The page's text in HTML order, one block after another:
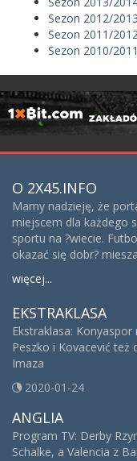
Sezon 2012/2013
Sezon 2011/
Sezon 2010/2011
O 2X45.INFO
Mamy nadzieję, że
miejscem dla każdego
sportu na ?wiecie.
okazać się dobr?
więcej...
EKSTRAKLASA
Ekstraklasa:
Peszko i Kovacević też
Imaza
2020-01-24
ANGLIA
Program TV: Derby
Schalke, a Valencia z